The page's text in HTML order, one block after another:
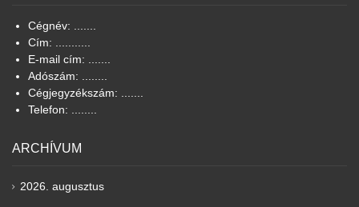
Cégnév: .......
Cím: ...........
E-mail cím: .......
Adószám: ........
Cégjegyzékszám: .......
Telefon: ........
ARCHÍVUM
2026. augusztus